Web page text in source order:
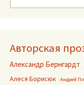
Авторская
Александр Бернгардт
Алеся Борисюк Андрей